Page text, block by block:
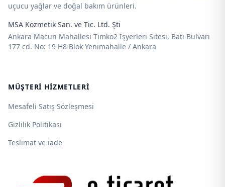
uçucu yağlar ve doğal bakım ürünleri.
MSA Kozmetik San. ve Tic. Ltd. Şti
Ankara Macun Mahallesi Timko2 İşyerleri Sitesi, Batı Bulvarı
177 cd. No: 19 H8 Blok Yenimahalle / Ankara
MÜŞTERI HIZMETLERI
Mesafeli Satış Sözleşmesi
Gizlilik Politikası
Teslimat ve iade